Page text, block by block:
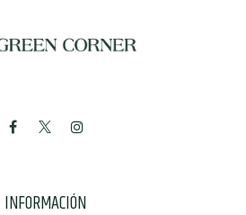
INFORMACIÓN